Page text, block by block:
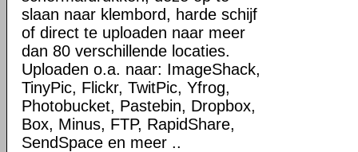
slaan naar klembord, harde schijf
of direct te uploaden naar meer
dan 80 verschillende locaties.
Uploaden o.a. naar: ImageShack,
TinyPic, Flickr, TwitPic, Yfrog,
Photobucket, Pastebin, Dropbox,
Box, Minus, FTP, RapidShare,
SendSpace en meer ..